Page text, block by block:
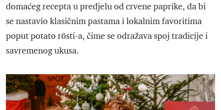
domaćeg recepta u predjelu od crvene paprike, da bi
se nastavio klasičnim pastama i lokalnim favoritima
poput potato rösti-a, čime se odražava spoj tradicije i
savremenog ukusa.